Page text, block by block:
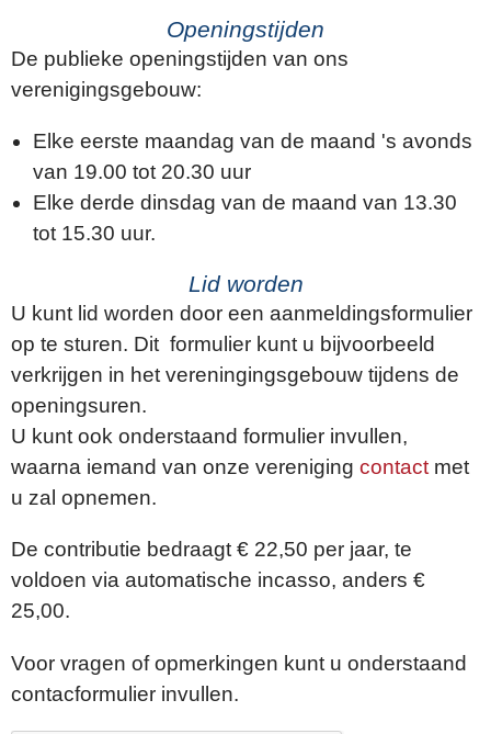
Openingstijden
De publieke openingstijden van ons
verenigingsgebouw:
Elke eerste maandag van de maand 's avonds
van 19.00 tot 20.30 uur
Elke derde dinsdag van de maand van 13.30
tot 15.30 uur.
Lid worden
U kunt lid worden door een aanmeldingsformulier
op te sturen. Dit formulier kunt u bijvoorbeeld
verkrijgen in het vereningingsgebouw tijdens de
openingsuren.
U kunt ook onderstaand formulier invullen,
waarna iemand van onze vereniging contact met
u zal opnemen.
De contributie bedraagt € 22,50 per jaar, te
voldoen via automatische incasso, anders €
25,00.
Voor vragen of opmerkingen kunt u onderstaand
contacformulier invullen.